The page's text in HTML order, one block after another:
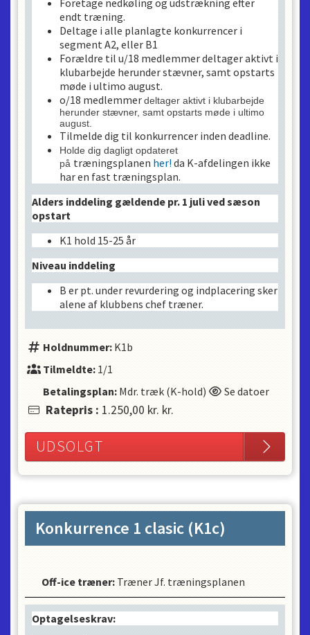
endt træning.
Deltage i alle planlagte konkurrencer i
segment A2, eller B1
Forældre til u/18 medlemmer deltager aktivt i
klubarbejde herunder stævner, samt opstarts
møde i ultimo august.
o/18 medlemmerdeltager aktivt i klubarbejde
herunder stævner, samt opstarts møde i ultimo
august
Tilmelde dig til konkurrencer inden deadline.
Holde dig dagligt opdateret
på træningsplanen her! da K-afdelingen ikke
har en fast træningsplan.
Alders inddeling gældende pr. 1 juli ved sæson
opstart
K1 hold 15-25 år
Niveau inddeling
B er pt. under revurdering og indplacering sker
alene af klubbens chef træner.
Holdnummer: K1b
Tilmeldte:1/1
Betalingsplan: Mdr. træk (K-hold) Se datoer
Ratepris : 1.250,00 kr. kr.
UDSOLGT
Konkurrence 1 clasic (K1c)
Off-ice træner: Træner Jf. træningsplanen
Optagelseskrav: